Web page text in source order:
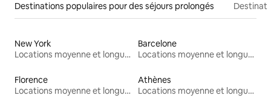
Destinations populaires pour des séjours prolongés
New York
Locations moyenne et longue durée
Barcelone
Locations moyenne et longue durée
Florence
Locations moyenne et longue durée
Athènes
Locations moyenne et longue durée